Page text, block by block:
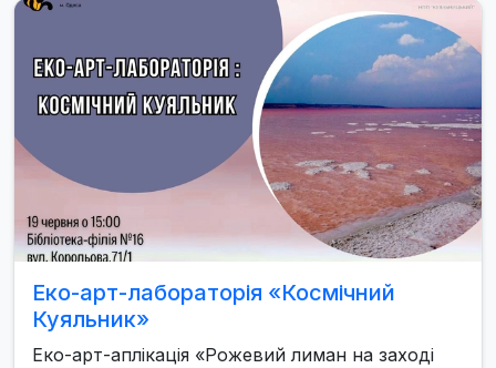
Еко-арт-лабораторія «Космічний
Куяльник»
Еко-арт-аплікація «Рожевий лиман на заході